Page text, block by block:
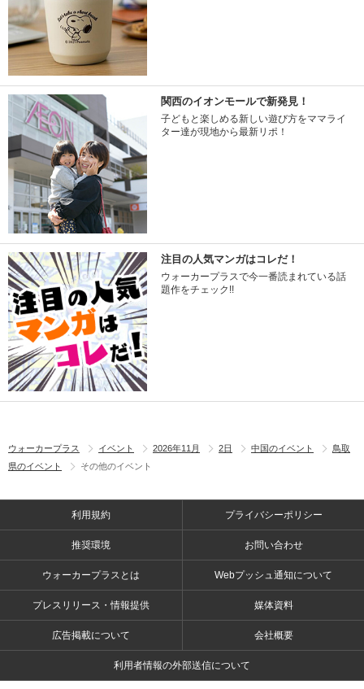
関西のイオンモールで新発見！
子どもと楽しめる新しい遊び方をママライ
ター達が現地から最新リポ！
注目の人気マンガはコレだ！
ウォーカープラスで今一番読まれている話
題作をチェック!!
ウォーカープラス イベント 2026年11月 2日 中国のイベント
鳥取
県のイベント
その他のイベント
利用規約 プライバシーポリシー
推奨環境 お問い合わせ
ウォーカープラスとは Webプッシュ通知について
プレスリリース・情報提供 媒体資料
広告掲載について 会社概要
利用者情報の外部送信について